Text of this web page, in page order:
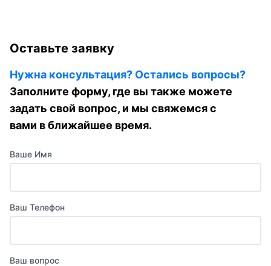
Оставьте заявку
Нужна консультация? Остались вопросы?
Заполните форму, где вы также можете
задать свой вопрос, и мы свяжемся с
вами в ближайшее время.
Ваше Имя
Ваш Телефон
Ваш вопрос